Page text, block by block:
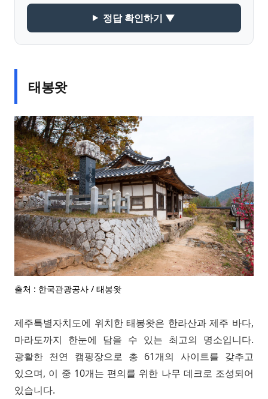
정답 확인하기 ▼
태봉왓
출처 : 한국관광공사 / 태봉왓
제주특별자치도에 위치한 태봉왓은 한라산과 제주 바다,
마라도까지 한눈에 담을 수 있는 최고의 명소입니다.
광활한 천연 캠핑장으로 총 61개의 사이트를 갖추고
있으며, 이 중 10개는 편의를 위한 나무 데크로 조성되어
있습니다.